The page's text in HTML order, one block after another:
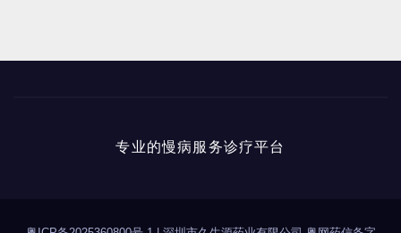
专业的慢病服务诊疗平台